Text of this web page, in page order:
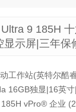
9 185H
显示屏|三年保
工作站(英特尔酷
16GB独显|16英
vPro® 企业